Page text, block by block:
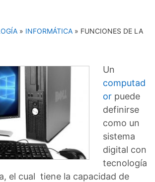
» INFORMÁTICA » FUNCIONES DE LA
Un
computad
or puede
definirse
como un
sistema
digital con
tecnología
el cual tiene la capacidad de